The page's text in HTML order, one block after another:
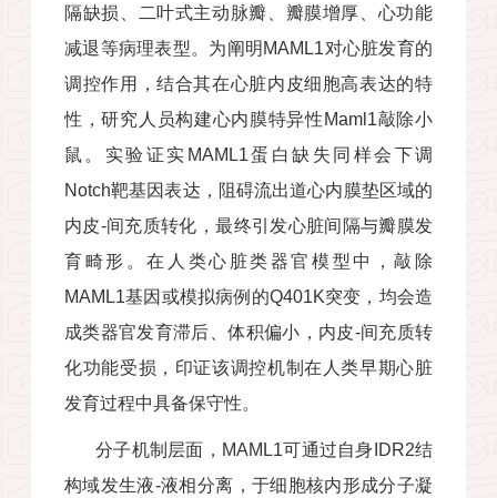
隔缺损、二叶式主动脉瓣、瓣膜增厚、心功能
减退等病理表型。为阐明 MAML1对心脏发育的
调控作用，结合其在心脏内皮细胞高表达的特
性，研究人员构建心内膜特异性 Maml1敲除小
鼠。实验证实 MAML1蛋白缺失同样会下调
Notch靶基因表达，阻碍流出道心内膜垫区域的
内皮-间充质转化，最终引发心脏间隔与瓣膜发
育畸形。在人类心脏类器官模型中，敲除
MAML1基因或模拟病例的Q401K突变，均会造
成类器官发育滞后、体积偏小，内皮-间充质转
化功能受损，印证该调控机制在人类早期心脏
发育过程中具备保守性。
分子机制层面， MAML1可通过自身 IDR2结
构域发生液-液相分离，于细胞核内形成分子凝